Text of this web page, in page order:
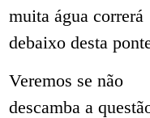
muita água correrá
debaixo desta
Veremos se não
descamba a